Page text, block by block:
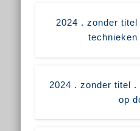
2024 . zonder
technieken
2024 . zonder titel
op